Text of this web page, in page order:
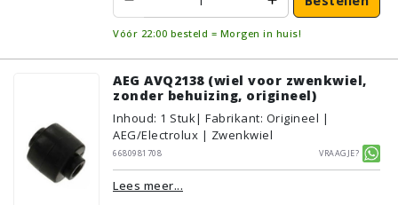
Vóór 22:00 besteld = Morgen in huis!
AEG AVQ2138 (wiel voor zwenkwiel,
zonder behuizing, origineel)
Inhoud: 1 Stuk| Fabrikant: Origineel |
AEG/Electrolux | Zwenkwiel
6680981708
Vraagje?
Lees meer...